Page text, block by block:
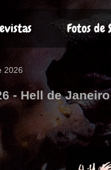
Fotos de
2026
- Hell de